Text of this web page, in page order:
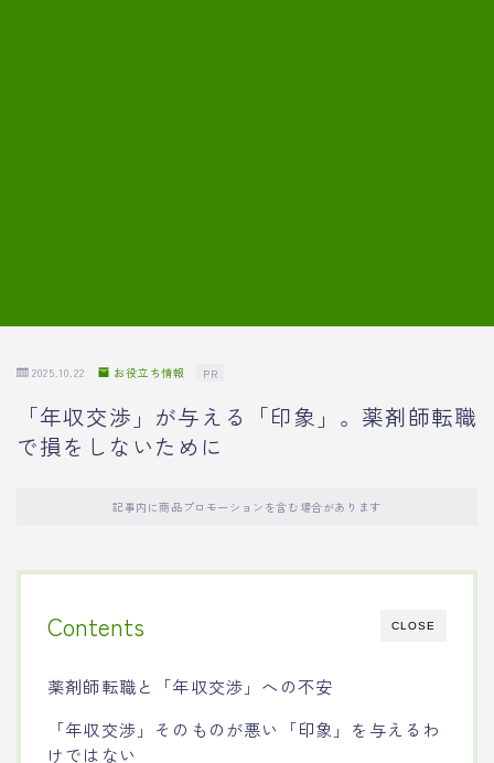
2025.10.22 お役立ち情報 PR
「年収交渉」が与える「印象」。薬剤師転職
で損をしないために
記事内に商品プロモーションを含む場合があります
CLOSE
Contents
薬剤師転職と「年収交渉」への不安
「年収交渉」そのものが悪い「印象」を与えるわ
けではない